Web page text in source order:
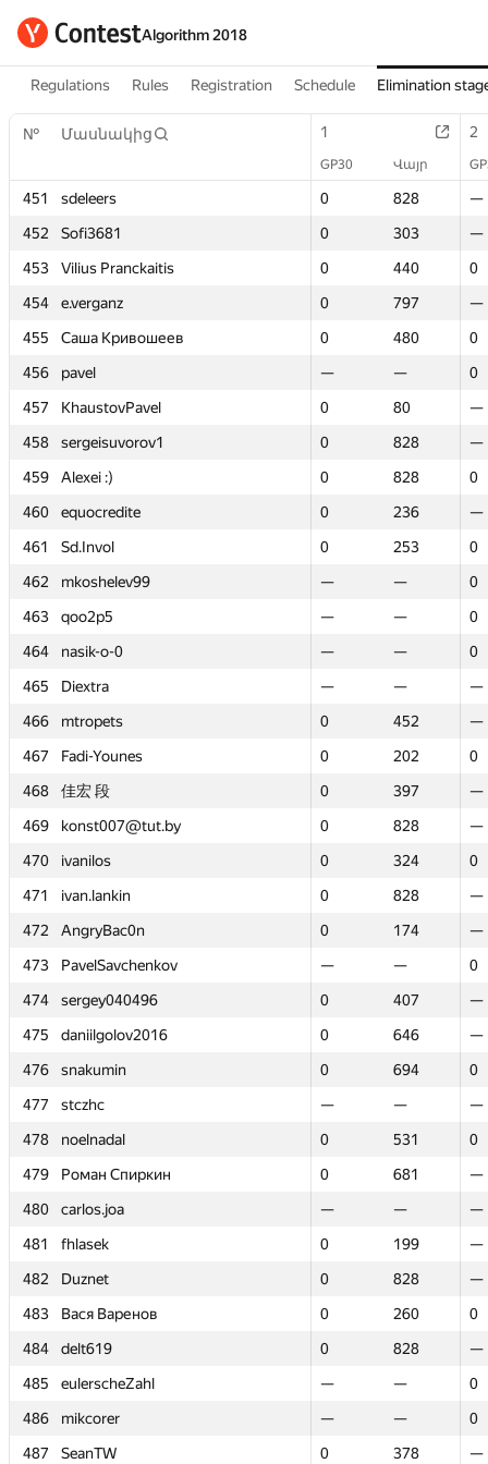
Algorithm 2018
Regulations Rules Registration Schedule Elimination
№ Մասնակից 1 2
GP30 Վայր
451 sdeleers 0 828
—
452
Sofi3681 0 303
—
453
Vilius Pranckaitis 0 440
0
454
e.verganz 0 797
—
455
Саша Кривошеев 0 480
0
456
pavel — —
0
457
KhaustovPavel 0 80
—
458
sergeisuvorov1 0 828
—
459
Alexei :) 0 828
0
460
equocredite 0 236
—
461
Sd.Invol 0 253
0
462
mkoshelev99 — —
0
463
qoo2p5 — —
0
464
nasik-o-0 — —
0
465
Diextra — —
—
466
mtropets 0 452
—
467
Fadi-Younes 0 202
0
468
佳宏 段 0 397
—
469
konst007@tut.by 0 828
—
470
ivanilos 0 324
0
471
ivan.lankin 0 828
—
472
AngryBac0n 0 174
—
473
PavelSavchenkov — —
0
474
sergey040496 0 407
—
475
daniilgolov2016 0 646
—
476
snakumin 0 694
0
477
stczhc — —
—
478
noelnadal 0 531
0
479
Роман Спиркин 0 681
—
480
carlos.joa — —
—
481
fhlasek 0 199
—
482
Duznet 0 828
—
483
Вася Варенов 0 260
0
484
delt619 0 828
—
485
eulerscheZahl — —
0
486
mikcorer — —
0
487
SeanTW 0 378
—
№ Մասնակից 1 2
GP30 Վայր
451 sdeleers 0 828
—
452
Sofi3681 0 303
—
453
Vilius Pranckaitis 0 440
0
454
e.verganz 0 797
—
455
Саша Кривошеев 0 480
0
456
pavel — —
0
457
KhaustovPavel 0 80
—
458
sergeisuvorov1 0 828
—
459
Alexei :) 0 828
0
460
equocredite 0 236
—
461
Sd.Invol 0 253
0
462
mkoshelev99 — —
0
463
qoo2p5 — —
0
464
nasik-o-0 — —
0
465
Diextra — —
—
466
mtropets 0 452
—
467
Fadi-Younes 0 202
0
468
佳宏 段 0 397
—
469
konst007@tut.by 0 828
—
470
ivanilos 0 324
0
471
ivan.lankin 0 828
—
472
AngryBac0n 0 174
—
473
PavelSavchenkov — —
0
474
sergey040496 0 407
—
475
daniilgolov2016 0 646
—
476
snakumin 0 694
0
477
stczhc — —
—
478
noelnadal 0 531
0
479
Роман Спиркин 0 681
—
480
carlos.joa — —
—
481
fhlasek 0 199
—
482
Duznet 0 828
—
483
Вася Варенов 0 260
0
484
delt619 0 828
—
485
eulerscheZahl — —
0
486
mikcorer — —
0
487
SeanTW 0 378
—